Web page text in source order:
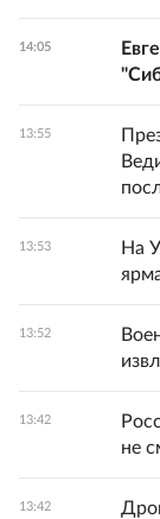
14:05
13:55
13:53
На
13:52
13:42
не
13:42